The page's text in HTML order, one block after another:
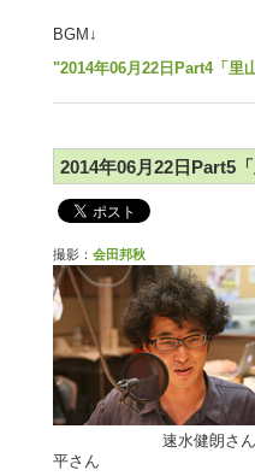
BGM↓
"2014年06月22日Part4「里
2014年06月22日Part5
撮影： 会田邦秋
速水健
平さん